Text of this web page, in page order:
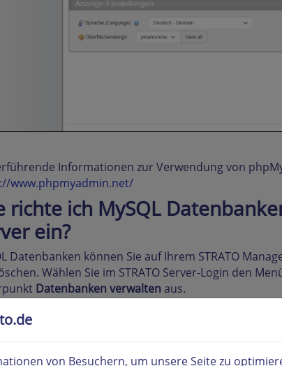
Informationen zur Verwendung von
www.phpmyadmin.net/
richte ich MySQL
ein?
Datenbanken können Sie auf Ihrem STRATO
Wählen Sie im STRATO Server-Login den
Datenbanken verwalten aus.
der MySQL-Datenbank
Sie bitte ein Passwort für die Datenbank ein.
von Besuchern, um unsere Seite zu